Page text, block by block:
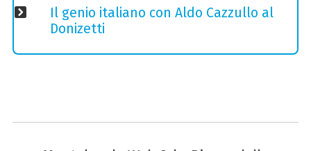
Il genio italiano con Aldo Cazzullo al
Donizetti